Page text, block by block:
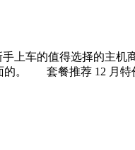
上车的值得选择的主机
面的。 套餐推荐 12 月